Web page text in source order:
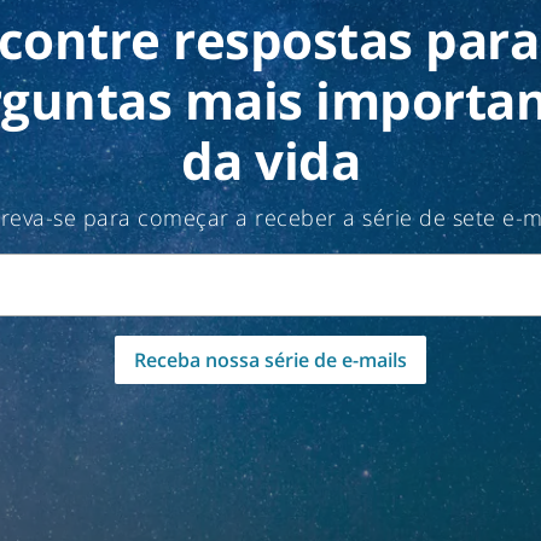
respostas
mais
da vida
se para começar a receber a série de sete e-
Receba nossa série de e-mails